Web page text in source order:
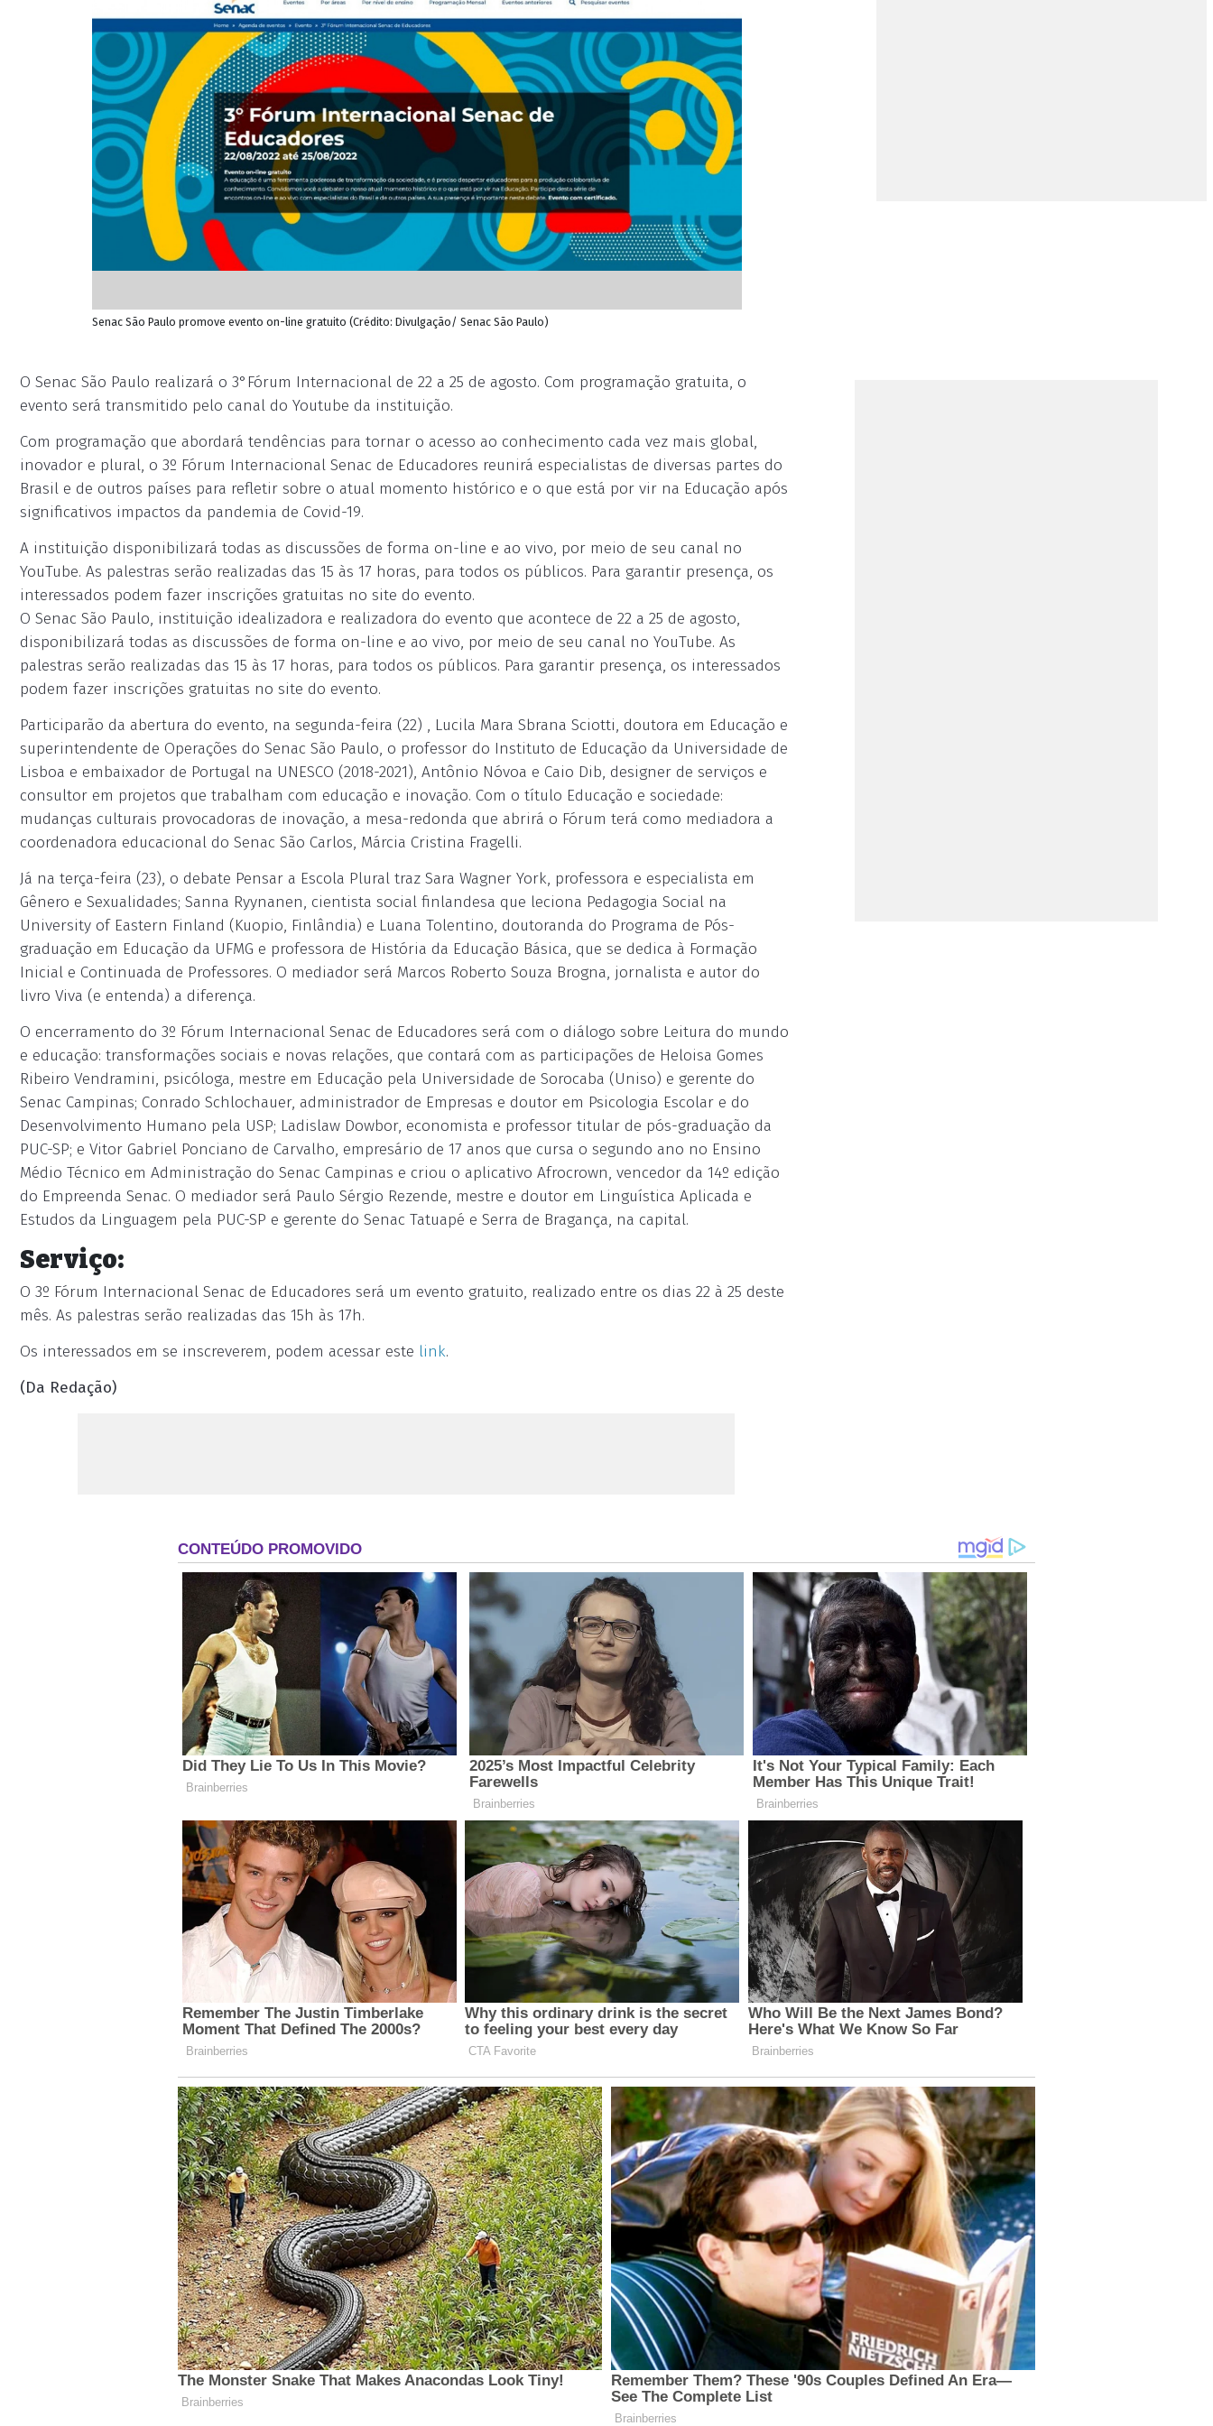
Senac São Paulo promove evento on-line gratuito (Crédito: Divulgação/ Senac São Paulo)
O Senac São Paulo realizará o 3°Fórum Internacional de 22 a 25 de agosto. Com programação gratuita, o
evento será transmitido pelo canal do Youtube da instituição.
Com programação que abordará tendências para tornar o acesso ao conhecimento cada vez mais global,
inovador e plural, o 3º Fórum Internacional Senac de Educadores reunirá especialistas de diversas partes do
Brasil e de outros países para refletir sobre o atual momento histórico e o que está por vir na Educação após
significativos impactos da pandemia de Covid-19.
A instituição disponibilizará todas as discussões de forma on-line e ao vivo, por meio de seu canal no
YouTube. As palestras serão realizadas das 15 às 17 horas, para todos os públicos. Para garantir presença, os
interessados podem fazer inscrições gratuitas no site do evento.
O Senac São Paulo, instituição idealizadora e realizadora do evento que acontece de 22 a 25 de agosto,
disponibilizará todas as discussões de forma on-line e ao vivo, por meio de seu canal no YouTube. As
palestras serão realizadas das 15 às 17 horas, para todos os públicos. Para garantir presença, os interessados
podem fazer inscrições gratuitas no site do evento.
Participarão da abertura do evento, na segunda-feira (22) , Lucila Mara Sbrana Sciotti, doutora em Educação e
superintendente de Operações do Senac São Paulo, o professor do Instituto de Educação da Universidade de
Lisboa e embaixador de Portugal na UNESCO (2018-2021), Antônio Nóvoa e Caio Dib, designer de serviços e
consultor em projetos que trabalham com educação e inovação. Com o título Educação e sociedade:
mudanças culturais provocadoras de inovação, a mesa-redonda que abrirá o Fórum terá como mediadora a
coordenadora educacional do Senac São Carlos, Márcia Cristina Fragelli.
Já na terça-feira (23), o debate Pensar a Escola Plural traz Sara Wagner York, professora e especialista em
Gênero e Sexualidades; Sanna Ryynanen, cientista social finlandesa que leciona Pedagogia Social na
University of Eastern Finland (Kuopio, Finlândia) e Luana Tolentino, doutoranda do Programa de Pós-
graduação em Educação da UFMG e professora de História da Educação Básica, que se dedica à Formação
Inicial e Continuada de Professores. O mediador será Marcos Roberto Souza Brogna, jornalista e autor do
livro Viva (e entenda) a diferença.
O encerramento do 3º Fórum Internacional Senac de Educadores será com o diálogo sobre Leitura do mundo
e educação: transformações sociais e novas relações, que contará com as participações de Heloisa Gomes
Ribeiro Vendramini, psicóloga, mestre em Educação pela Universidade de Sorocaba (Uniso) e gerente do
Senac Campinas; Conrado Schlochauer, administrador de Empresas e doutor em Psicologia Escolar e do
Desenvolvimento Humano pela USP; Ladislaw Dowbor, economista e professor titular de pós-graduação da
PUC-SP; e Vitor Gabriel Ponciano de Carvalho, empresário de 17 anos que cursa o segundo ano no Ensino
Médio Técnico em Administração do Senac Campinas e criou o aplicativo Afrocrown, vencedor da 14º edição
do Empreenda Senac. O mediador será Paulo Sérgio Rezende, mestre e doutor em Linguística Aplicada e
Estudos da Linguagem pela PUC-SP e gerente do Senac Tatuapé e Serra de Bragança, na capital.
Serviço:
O 3º Fórum Internacional Senac de Educadores será um evento gratuito, realizado entre os dias 22 à 25 deste
mês. As palestras serão realizadas das 15h às 17h.
Os interessados em se inscreverem, podem acessar este link.
(Da Redação)